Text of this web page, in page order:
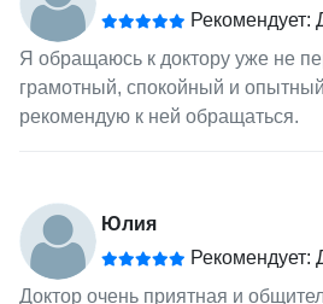
Рекомендует:
Я обращаюсь к доктору уже не
грамотный, спокойный и
рекомендую к ней обращаться.
Юлия
Рекомендует:
Доктор очень приятная и